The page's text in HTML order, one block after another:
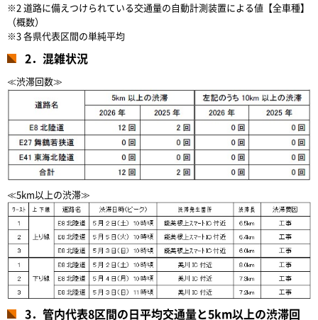
※2 道路に備えつけられている交通量の自動計測装置による値【全車種】
（概数）
※3 各県代表区間の単純平均
2．混雑状況
≪渋滞回数≫
≪5km以上の渋滞≫
3．管内代表8区間の日平均交通量と5km以上の渋滞回